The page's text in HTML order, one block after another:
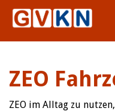
ZEO
ZEO im Alltag zu